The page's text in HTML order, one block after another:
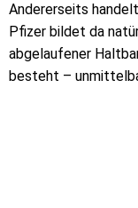
Andererseits
Pfizer bildet da
abgelaufener
besteht –